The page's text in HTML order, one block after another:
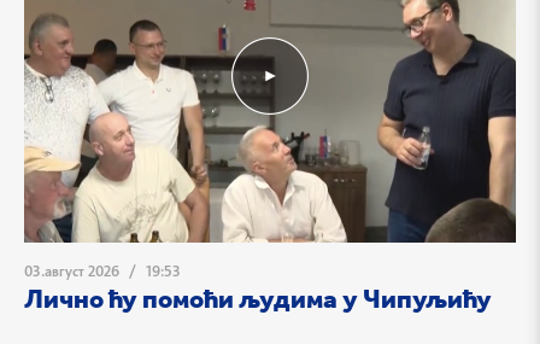
03.август 2026 / 19:53
Лично ћу помоћи људима у Чипуљићу